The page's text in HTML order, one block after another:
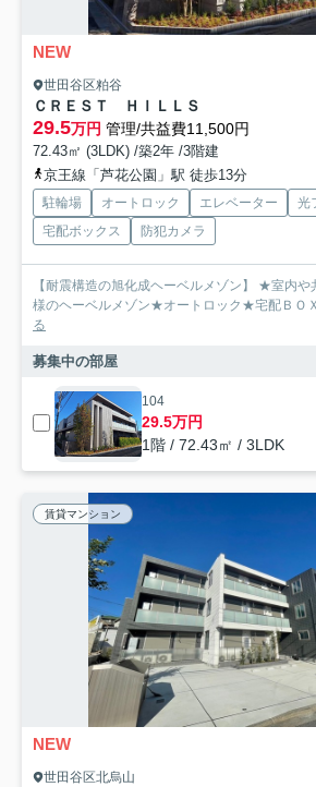
NEW
世田谷区粕谷
ＣＲＥＳＴ ＨＩＬＬＳ
29.5万円 管理/共益費11,500円
72.43㎡ (3LDK) /築2年 /3階建
京王線「芦花公園」駅 徒歩13分
駐輪場 オートロック エレベーター
光
宅配ボックス
防犯カメラ
【耐震構造の旭化成ヘーベルメゾン】 ★室内
様のヘーベルメゾン★オートロック★宅配ＢＯ
る
募集中の部屋
104
29.5万円
1階 / 72.43㎡ / 3LDK
賃貸マンション
NEW
世田谷区北烏山